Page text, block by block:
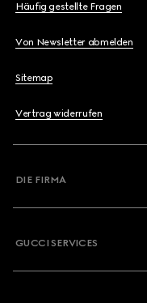
Häufig gestellte Fragen
Von Newsletter abmelden
Sitemap
Vertrag widerrufen
DIE FIRMA
GUCCI SERVICES